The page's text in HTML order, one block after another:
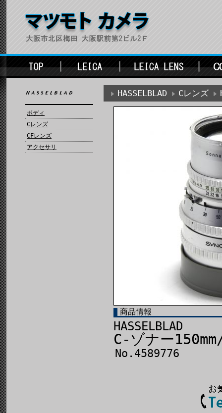
ボディ
Cレンズ
CFレンズ
アクセサリ
HASSELBLAD Cレンズ
商品情報
HASSELBLAD
C-ゾナー
No.4589776